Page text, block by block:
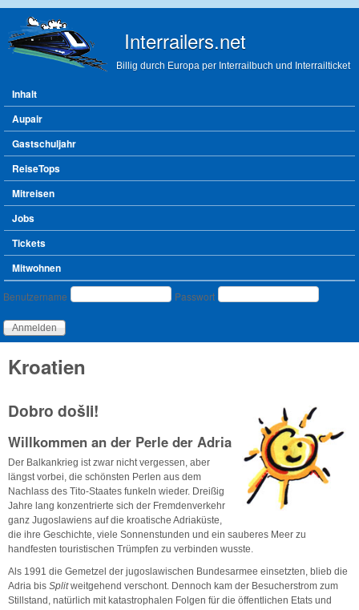
Interrailers.net
Billig durch Europa per Interrailbuch und Interrailticket
Hauptmenü
Inhalt
Aupair
Gastschuljahr
ReiseTops
Mitreisen
Jobs
Tickets
Mitwohnen
Benutzeranmeldung
Benutzername Passwort
Kroatien
Dobro došli!
Willkommen an der Perle der Adria
Der Balkankrieg ist zwar nicht vergessen, aber
längst vorbei, die schönsten Perlen aus dem
Nachlass des Tito-Staates funkeln wieder. Dreißig
Jahre lang konzentrierte sich der Fremdenverkehr
ganz Jugoslawiens auf die kroatische Adriaküste,
die ihre Geschichte, viele Sonnenstunden und ein sauberes Meer zu
handfesten touristischen Trümpfen zu verbinden wusste.
Als 1991 die Gemetzel der jugoslawischen Bundesarmee einsetzten, blieb die
Adria bis Splitweitgehend verschont. Dennoch kam der Besucherstrom zum
Stillstand, natürlich mit katastrophalen Folgen für die öffentlichen Etats und